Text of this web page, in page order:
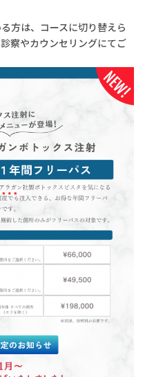
方は、コースに切り替えら
察やカウンセリングにてご